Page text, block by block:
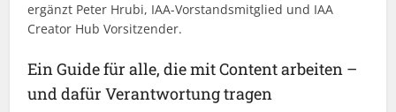
ergänzt Peter Hrubi, IAA-Vorstandsmitglied und IAA
Creator Hub Vorsitzender.
Ein Guide für alle, die mit Content arbeiten –
und dafür Verantwortung tragen